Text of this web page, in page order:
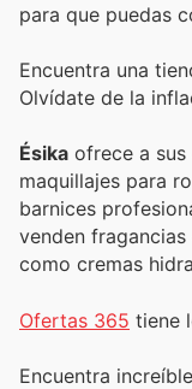
para que puedas
Encuentra una
Olvídate de la
Ésika ofrece a
maquillajes para
barnices
venden
como cremas
Ofertas 365 tiene
Encuentra